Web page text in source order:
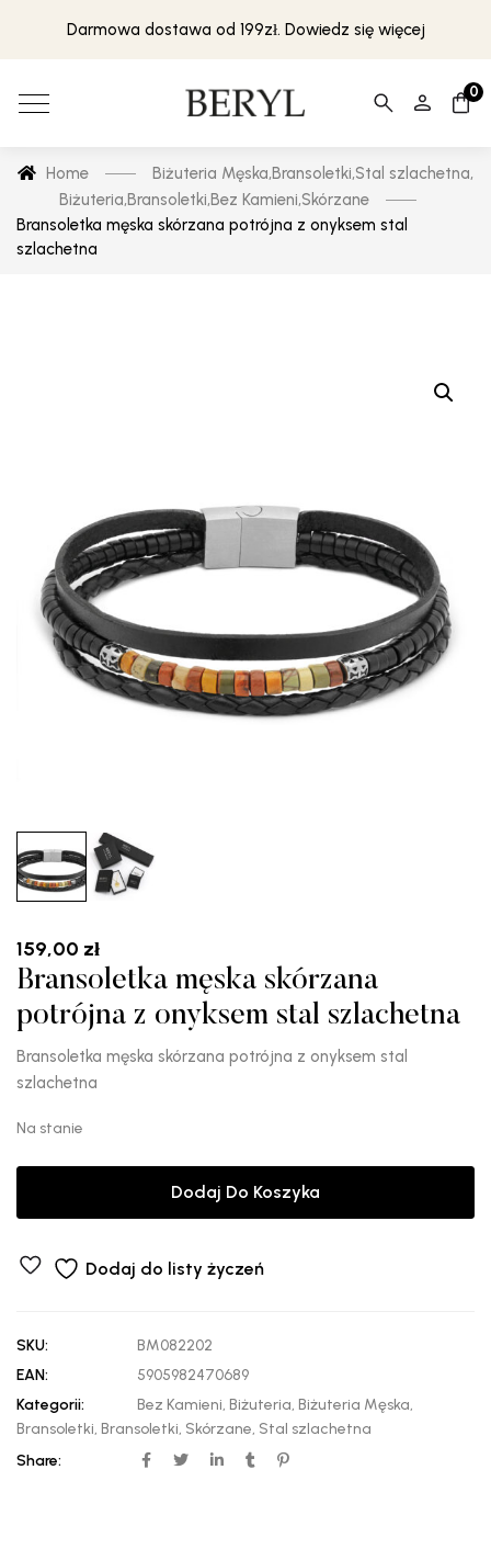
Darmowa dostawa od 199zł. Dowiedz się więcej
0
Home Biżuteria Męska,Bransoletki,Stal szlachetna,
Biżuteria,Bransoletki,Bez Kamieni,Skórzane
Bransoletka męska skórzana potrójna z onyksem stal
szlachetna
159,00 zł
Bransoletka męska skórzana
potrójna z onyksem stal szlachetna
Bransoletka męska skórzana potrójna z onyksem stal
szlachetna
Na stanie
Dodaj Do Koszyka
Dodaj do listy życzeń
SKU:
BM082202
EAN:
5905982470689
Kategorii:
Bez Kamieni, Biżuteria, Biżuteria Męska,
Bransoletki, Bransoletki, Skórzane, Stal szlachetna
Share: